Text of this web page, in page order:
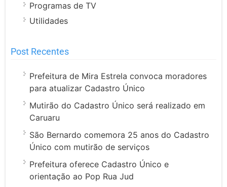
Programas de TV
Utilidades
Post Recentes
Prefeitura de Mira Estrela convoca moradores
para atualizar Cadastro Único
Mutirão do Cadastro Único será realizado em
Caruaru
São Bernardo comemora 25 anos do Cadastro
Único com mutirão de serviços
Prefeitura oferece Cadastro Único e
orientação ao Pop Rua Jud